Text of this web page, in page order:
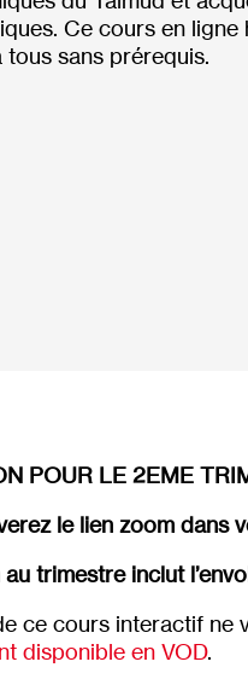
Ce cours en ligne
tous sans prérequis.
POUR LE 2EME
le lien zoom dans
au trimestre inclut
ce cours interactif ne
disponible en VOD.